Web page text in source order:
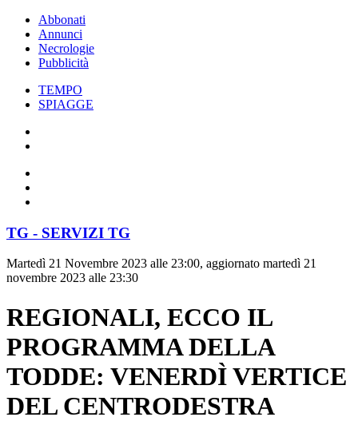
Abbonati
Annunci
Necrologie
Pubblicità
TEMPO
SPIAGGE
TG - SERVIZI TG
Martedì 21 Novembre 2023 alle 23:00, aggiornato martedì 21
novembre 2023 alle 23:30
REGIONALI, ECCO IL
PROGRAMMA DELLA
TODDE: VENERDÌ VERTICE
DEL CENTRODESTRA